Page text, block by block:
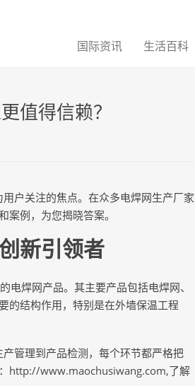
国际资讯 生活百科
值得信赖？
户关注的焦点。在众多电焊网生产厂家
例，为您揭晓答案。
新引领者
电焊网产品。其主要产品包括电焊网、
的结构作用，特别是在外墙保温工程
管理到产品检测，每个环节都严格把
http://www.maochusiwang.com,了解